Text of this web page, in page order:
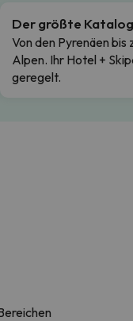
Der größte Katalog
Von den Pyrenäen bis
Alpen. Ihr Hotel +
geregelt.